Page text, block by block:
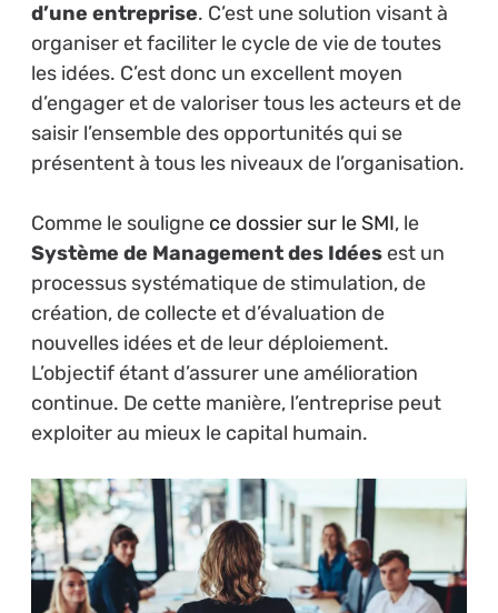
d’une entreprise. C’est une solution visant à
organiser et faciliter le cycle de vie de toutes
les idées. C’est donc un excellent moyen
d’engager et de valoriser tous les acteurs et de
saisir l’ensemble des opportunités qui se
présentent à tous les niveaux de l’organisation.
Comme le souligne ce dossier sur le SMI, le
Système de Management des Idéesest un
processus systématique de stimulation, de
création, de collecte et d’évaluation de
nouvelles idées et de leur déploiement.
L’objectif étant d’assurer une amélioration
continue. De cette manière, l’entreprise peut
exploiter au mieux le capital humain.